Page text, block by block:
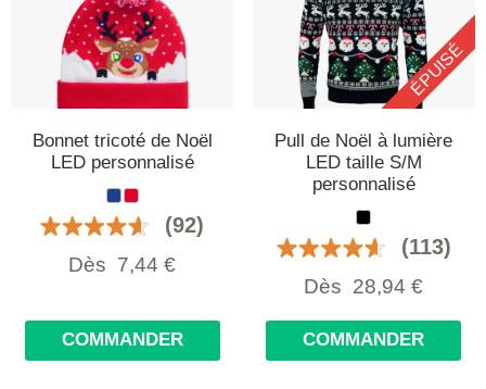
Bonnet tricoté de Noël
LED personnalisé
(92)
Dès 7,44 €
COMMANDER
ÉPUISÉ
Pull de Noël à lumière
LED taille S/M
personnalisé
(113)
Dès 28,94 €
COMMANDER